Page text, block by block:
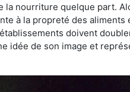
la nourriture quelque part.
à la propreté des aliments
doivent
idée de son image et